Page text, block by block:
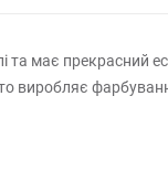
та має прекрасний
виробляє